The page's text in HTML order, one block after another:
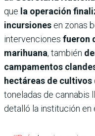
que la operación
incursiones en zonas
intervenciones fueron
marihuana, también
campamentos
hectáreas de cultivos
toneladas de cannabis
detalló la institución en